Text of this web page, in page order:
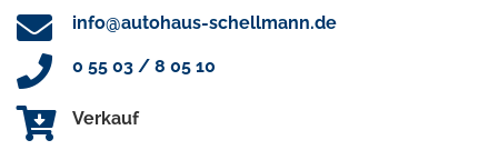
info@autohaus-schellmann.de
0 55 03 / 8 05 10
Verkauf